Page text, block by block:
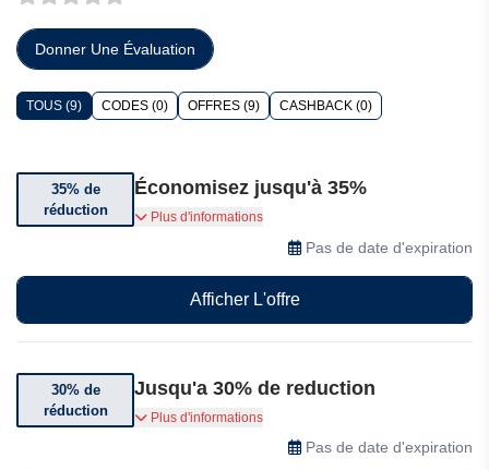
Donner Une Évaluation
TOUS (9) CODES (0) OFFRES (9) CASHBACK (0)
35% de
réduction
Économisez jusqu'à 35%
Bénéficiez jusqu'à 35% de réduction chez Avis
Plus d'informations
Pas de date d'expiration
Afficher L'offre
30% de
réduction
Jusqu'a 30% de reduction
Économisez 30% sur certaines réservations.
Plus d'informations
Pas de date d'expiration